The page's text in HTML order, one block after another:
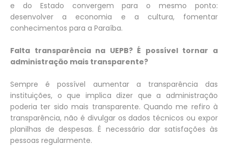
e do Estado convergem para o mesmo ponto:
desenvolver a economia e a cultura, fomentar
conhecimentos para a Paraíba.
Falta transparência na UEPB? É possível tornar a
administração mais transparente?
Sempre é possível aumentar a transparência das
instituições, o que implica dizer que a administração
poderia ter sido mais transparente. Quando me refiro à
transparência, não é divulgar os dados técnicos ou expor
planilhas de despesas. É necessário dar satisfações às
pessoas regularmente.